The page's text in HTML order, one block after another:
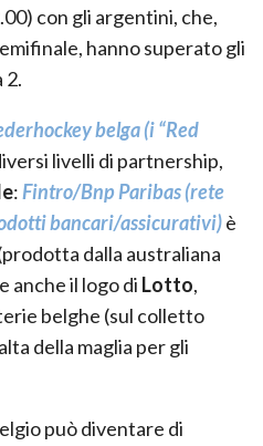
con gli argentini, che,
hanno superato gli
2.
belga (i “Red
livelli di partnership,
:Fintro/Bnp Paribas (rete
bancari/assicurativi)è
dalla australiana
anche il logo di Lotto,
belghe (sul colletto
della maglia per gli
può diventare di